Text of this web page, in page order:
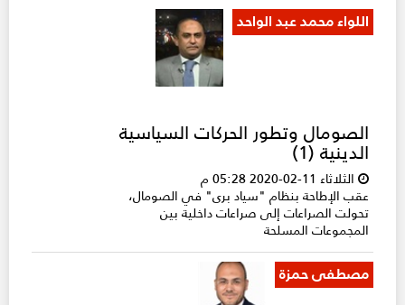
اللواء محمد عبد الواحد
الصومال وتطور الحركات السياسية
الدينية (1)
الثلاثاء 11-02-2020 05:28 م
عقب الإطاحة بنظام "سياد برى" في الصومال،
تحولت الصراعات إلى صراعات داخلية بين
المجموعات المسلحة
مصطفى حمزة